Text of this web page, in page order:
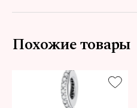
Похожие товары